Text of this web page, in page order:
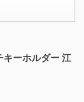
キーホルダー 江